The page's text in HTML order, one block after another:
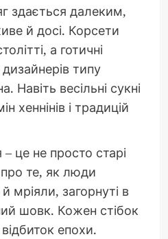
здається далеким,
й досі. Корсети
а готичні
типу
Навіть весільні сукні
хеннінів і традицій
це не просто старі
про те, як люди
мріяли, загорнуті в
шовк. Кожен стібок
епохи.